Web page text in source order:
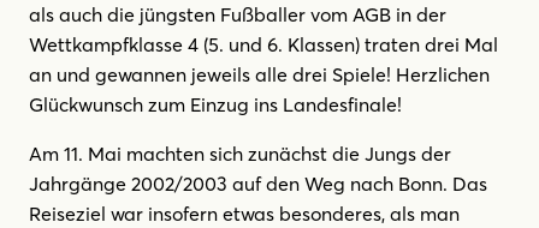
als auch die jüngsten Fußballer vom AGB in der
Wettkampfklasse 4 (5. und 6. Klassen) traten drei Mal
an und gewannen jeweils alle drei Spiele! Herzlichen
Glückwunsch zum Einzug ins Landesfinale!
Am 11. Mai machten sich zunächst die Jungs der
Jahrgänge 2002/2003 auf den Weg nach Bonn. Das
Reiseziel war insofern etwas besonderes, als man